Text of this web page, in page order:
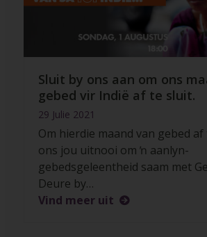
Sluit by ons aan om ons
gebed vir Indië af te sluit.
29 Julie 2021
Om hierdie maand van gebed
ons jou uitnooi om ŉ aanlyn-
gebedsgeleentheid saam met
Deure by…
Vind meer uit